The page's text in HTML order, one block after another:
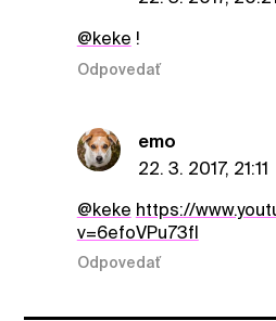
@keke !
Odpovedať
emo
22. 3. 2017, 21:11
@keke https://
v=6efoVPu73fI
Odpovedať